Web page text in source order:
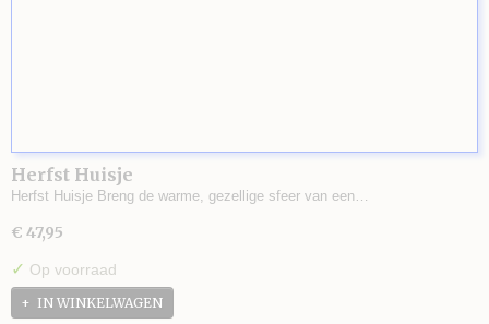
Herfst Huisje
Herfst Huisje Breng de warme, gezellige sfeer van een…
€ 47,95
✓ Op voorraad
IN WINKELWAGEN